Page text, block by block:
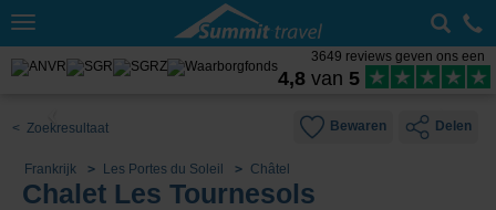
Toggle
3649 reviews geven ons een
4,8 van 5
< Zoekresultaat Bewaren Delen
Frankrijk Les Portes du Soleil Châtel
Chalet Les Tournesols